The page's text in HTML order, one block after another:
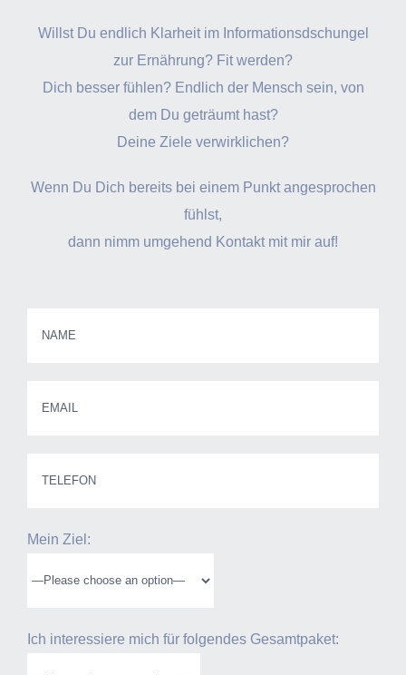
Willst Du endlich Klarheit im Informationsdschungel
zur Ernährung? Fit werden?
Dich besser fühlen? Endlich der Mensch sein, von
dem Du geträumt hast?
Deine Ziele verwirklichen?
Wenn Du Dich bereits bei einem Punkt angesprochen
fühlst,
dann nimm umgehend Kontakt mit mir auf!
Mein Ziel:
Ich interessiere mich für folgendes Gesamtpaket: